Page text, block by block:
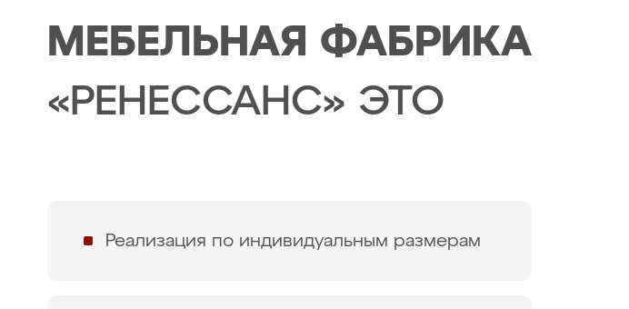
МЕБЕЛЬНАЯ ФАБРИКА
«РЕНЕССАНС» ЭТО
Реализация по индивидуальным размерам